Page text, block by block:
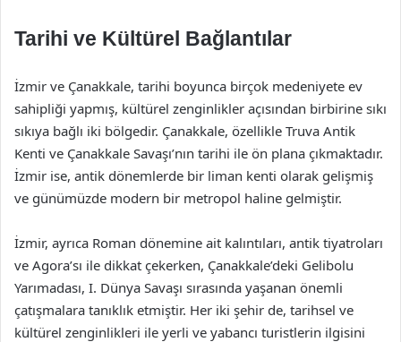
Tarihi ve Kültürel Bağlantılar
İzmir ve Çanakkale, tarihi boyunca birçok medeniyete ev
sahipliği yapmış, kültürel zenginlikler açısından birbirine sıkı
sıkıya bağlı iki bölgedir. Çanakkale, özellikle Truva Antik
Kenti ve Çanakkale Savaşı’nın tarihi ile ön plana çıkmaktadır.
İzmir ise, antik dönemlerde bir liman kenti olarak gelişmiş
ve günümüzde modern bir metropol haline gelmiştir.
İzmir, ayrıca Roman dönemine ait kalıntıları, antik tiyatroları
ve Agora’sı ile dikkat çekerken, Çanakkale’deki Gelibolu
Yarımadası, I. Dünya Savaşı sırasında yaşanan önemli
çatışmalara tanıklık etmiştir. Her iki şehir de, tarihsel ve
kültürel zenginlikleri ile yerli ve yabancı turistlerin ilgisini